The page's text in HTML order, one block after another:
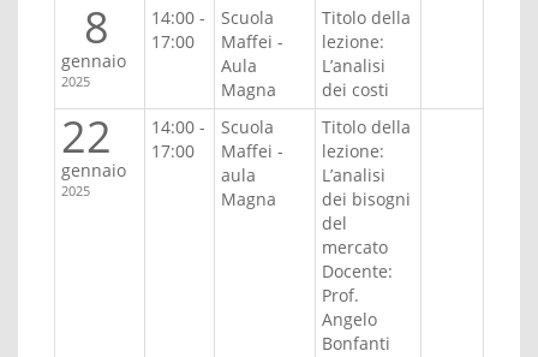
8
gennaio
2025
14:00 -
17:00
Scuola
Maffei -
Aula
Magna
Titolo della
lezione:
L’analisi
dei costi
22
gennaio
2025
14:00 -
17:00
Scuola
Maffei -
aula
Magna
Titolo della
lezione:
L’analisi
dei bisogni
del
mercato
Docente:
Prof.
Angelo
Bonfanti